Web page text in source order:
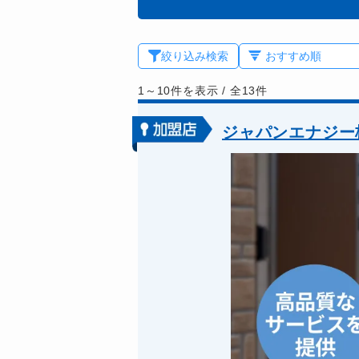
絞り込み検索
1～10件を表示/ 全13件
ジャパンエナジ